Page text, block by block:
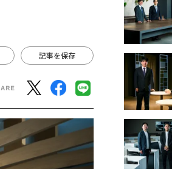
記事を保存